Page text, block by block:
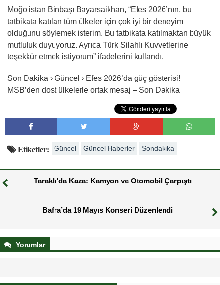
Moğolistan Binbaşı Bayarsaikhan, “Efes 2026’nın, bu
tatbikata katılan tüm ülkeler için çok iyi bir deneyim
olduğunu söylemek isterim. Bu tatbikata katılmaktan büyük
mutluluk duyuyoruz. Ayrıca Türk Silahlı Kuvvetlerine
teşekkür etmek istiyorum” ifadelerini kullandı.
Son Dakika › Güncel › Efes 2026’da güç gösterisi!
MSB’den dost ülkelerle ortak mesaj – Son Dakika
Etiketler: Güncel Güncel Haberler Sondakika
Taraklı’da Kaza: Kamyon ve Otomobil Çarpıştı
Bafra’da 19 Mayıs Konseri Düzenlendi
Yorumlar